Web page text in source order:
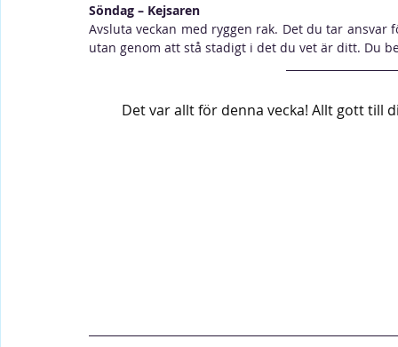
Söndag – Kejsaren
Avsluta veckan med ryggen rak. Det du tar
utan genom att stå stadigt i det du vet är ditt. Du
Det var allt för denna vecka! Allt gott till